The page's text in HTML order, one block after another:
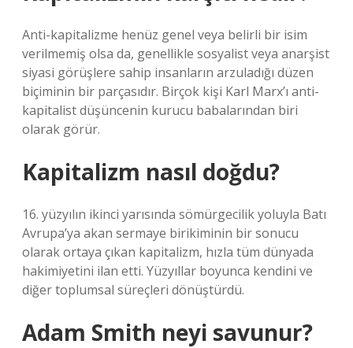
Anti-kapitalizme henüz genel veya belirli bir isim
verilmemiş olsa da, genellikle sosyalist veya anarşist
siyasi görüşlere sahip insanların arzuladığı düzen
biçiminin bir parçasıdır. Birçok kişi Karl Marx’ı anti-
kapitalist düşüncenin kurucu babalarından biri
olarak görür.
Kapitalizm nasıl doğdu?
16. yüzyılın ikinci yarısında sömürgecilik yoluyla Batı
Avrupa’ya akan sermaye birikiminin bir sonucu
olarak ortaya çıkan kapitalizm, hızla tüm dünyada
hakimiyetini ilan etti. Yüzyıllar boyunca kendini ve
diğer toplumsal süreçleri dönüştürdü.
Adam Smith neyi savunur?